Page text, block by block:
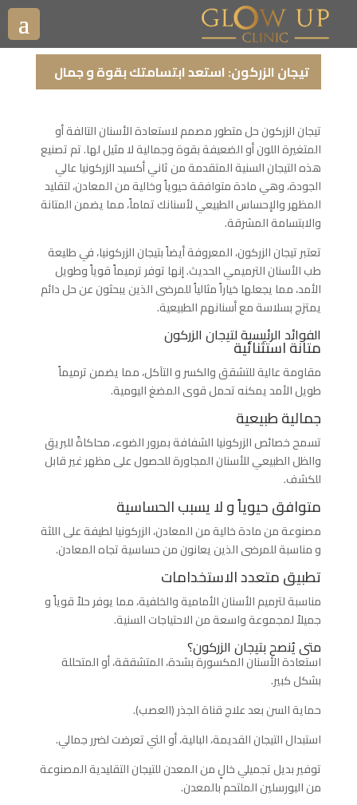
تيجان الزركون: استعد ابتسامتك بقوة و جمال
تيجان الزركون حل متطور مصمم لاستعادة الأسنان التالفة أو
المتغيرة اللون أو الضعيفة بقوة وجمالية لا مثيل لها. تم تصنيع
هذه التيجان السنية المتقدمة من ثاني أكسيد الزركونيا عالي
الجودة، وهي مادة متوافقة حيوياً وخالية من المعادن، لتقليد
المظهر والإحساس الطبيعي لأسنانك تماماً، مما يضمن المتانة
والابتسامة المشرقة.
تعتبر تيجان الزركون، المعروفة أيضاً بتيجان الزركونيا، في طليعة
طب الأسنان الترميمي الحديث. إنها توفر ترميماً قوياً وطويل
الأمد، مما يجعلها خياراً مثالياً للمرضى الذين يبحثون عن حل دائم
يمتزج بسلاسة مع أسنانهم الطبيعية.
الفوائد الرئيسية لتيجان الزركون
متانة استثنائية
مقاومة عالية للتشقق والكسر و التآكل، مما يضمن ترميماً
طويل الأمد يمكنه تحمل قوى المضغ اليومية.
جمالية طبيعية
تسمح خصائص الزركونيا الشفافة بمرور الضوء، محاكاةً للبريق
والظل الطبيعي للأسنان المجاورة للحصول على مظهر غير قابل
للكشف.
متوافق حيوياً و لا يسبب الحساسية
مصنوعة من مادة خالية من المعادن، الزركونيا لطيفة على اللثة
و مناسبة للمرضى الذين يعانون من حساسية تجاه المعادن.
تطبيق متعدد الاستخدامات
مناسبة لترميم الأسنان الأمامية والخلفية، مما يوفر حلاً قوياً و
جميلاً لمجموعة واسعة من الاحتياجات السنية.
متى يُنصح بتيجان الزركون؟
استعادة الأسنان المكسورة بشدة، المتشققة، أو المتحللة
بشكل كبير.
حماية السن بعد علاج قناة الجذر (العصب).
استبدال التيجان القديمة، البالية، أو التي تعرضت لضرر جمالي.
توفير بديل تجميلي خالٍ من المعدن للتيجان التقليدية المصنوعة
من البورسلين الملتحم بالمعدن.